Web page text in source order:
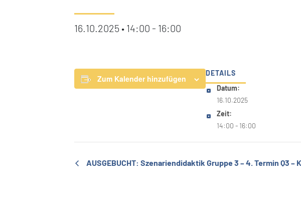
16.10.2025 • 14:00 - 16:00
Zum Kalender hinzufügen
DETAILS
Datum:
16.10.2025
Zeit:
14:00 - 16:00
AUSGEBUCHT: Szenariendidaktik Gruppe 3 – 4. Termin Q3 –